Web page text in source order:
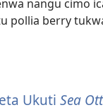
nangu cimo
pollia berry
Ukuti Sea